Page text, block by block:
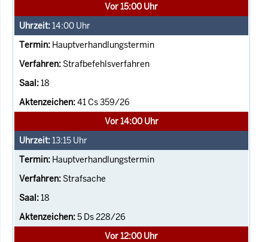
Vor 15:00 Uhr
14:00 Uhr
Hauptverhandlungstermin
Strafbefehlsverfahren
18
41 Cs 359/26
Vor 14:00 Uhr
13:15 Uhr
Hauptverhandlungstermin
Strafsache
18
5 Ds 228/26
Vor 12:00 Uhr